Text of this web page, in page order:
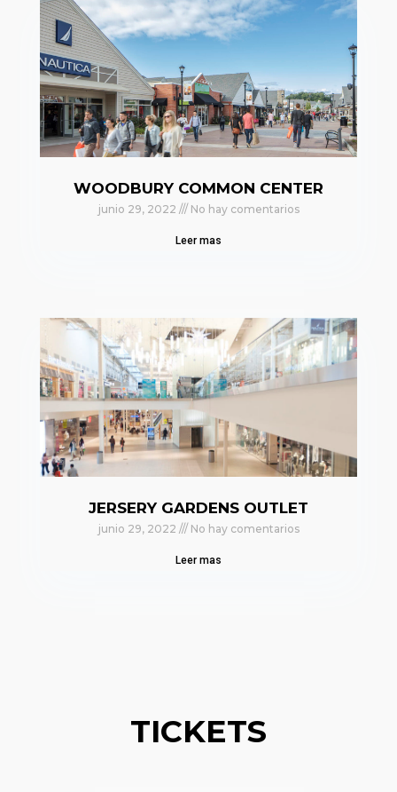
WOODBURY COMMON CENTER
junio 29, 2022 No hay comentarios
Leer mas
JERSERY GARDENS OUTLET
junio 29, 2022 No hay comentarios
Leer mas
TICKETS